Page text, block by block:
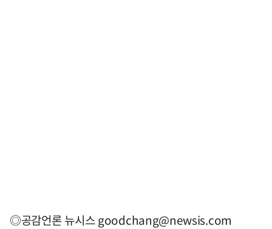
◎공감언론 뉴시스goodchang@newsis.com